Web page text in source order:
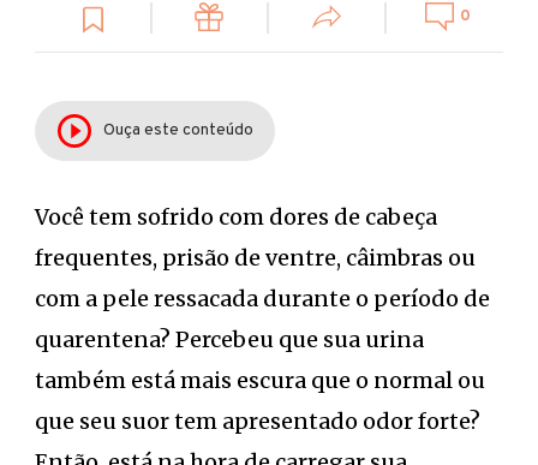
0
Ouça este conteúdo
Você tem sofrido com dores de cabeça
frequentes, prisão de ventre, câimbras ou
com a pele ressacada durante o período de
quarentena? Percebeu que sua urina
também está mais escura que o normal ou
que seu suor tem apresentado odor forte?